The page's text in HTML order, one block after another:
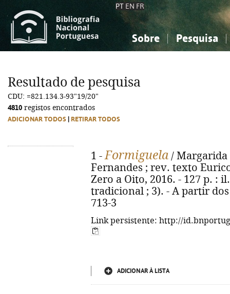
PT EN FR
Sobre Pesquisa
Ciências sociais...
Ciências sociais...
Resultado de pesquisa
CDU: =821.134.3-93"19/20"
4810 registos encontrados
ADICIONAR TODOS RETIRAR TODOS
1 -Formiguela / Margarida
Fernandes ; rev. texto
Zero a Oito, 2016. - 127 p. :
tradicional ; 3). - A partir dos
713-3
Link persistente: http://
ADICIONAR À LISTA